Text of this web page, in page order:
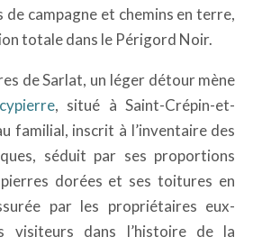
campagne et chemins en terre,
totale dans le Périgord Noir.
de Sarlat, un léger détour mène
, situé à Saint-Crépin-et-
familial, inscrit à l’inventaire des
séduit par ses proportions
pierres dorées et ses toitures en
par les propriétaires eux-
visiteurs dans l’histoire de la